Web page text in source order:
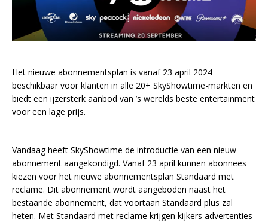
Het nieuwe abonnementsplan is vanaf 23 april 2024
beschikbaar voor klanten in alle 20+ SkyShowtime-markten en
biedt een ijzersterk aanbod van ’s werelds beste entertainment
voor een lage prijs.
Vandaag heeft SkyShowtime de introductie van een nieuw
abonnement aangekondigd. Vanaf 23 april kunnen abonnees
kiezen voor het nieuwe abonnementsplan Standaard met
reclame. Dit abonnement wordt aangeboden naast het
bestaande abonnement, dat voortaan Standaard plus zal
heten. Met Standaard met reclame krijgen kijkers advertenties